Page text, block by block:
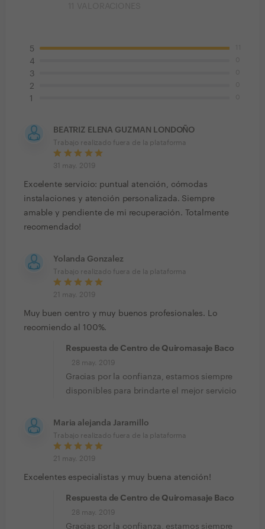
5
4
3
2
1
BEATRIZ ELENA GUZMAN LONDOÑO
Trabajo realizado fuera de la plataforma
31 may. 2019
Excelente servicio: puntual atención, cómodas
instalaciones y atención personalizada. Siempre
amable y pendiente de mi recuperación. Totalmente
recomendado!
Yolanda Gonzalez
Trabajo realizado fuera de la plataforma
21 may. 2019
Muy buen centro y muy buenos profesionales. Lo
recomiendo al 100%.
Respuesta de Centro de Quiromasaje Baco
28 may. 2019
Gracias por la confianza, estamos siempre
disponibles para brindarte el mejor servicio
Maria alejanda Jaramillo
Trabajo realizado fuera de la plataforma
21 may. 2019
Excelentes especialistas y muy buena atención!
Respuesta de Centro de Quiromasaje Baco
28 may. 2019
Gracias por la confianza, estamos siempre